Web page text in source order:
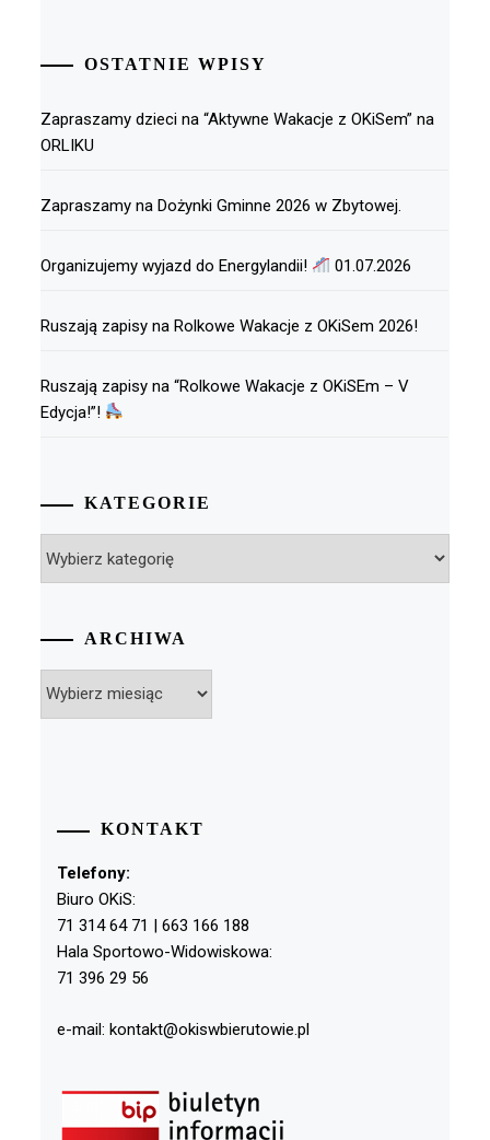
OSTATNIE WPISY
Zapraszamy dzieci na “Aktywne Wakacje z OKiSem” na
ORLIKU
Zapraszamy na Dożynki Gminne 2026 w Zbytowej.
Organizujemy wyjazd do Energylandii! 01.07.2026
Ruszają zapisy na Rolkowe Wakacje z OKiSem 2026!
Ruszają zapisy na “Rolkowe Wakacje z OKiSEm – V
Edycja!”!
KATEGORIE
ARCHIWA
KONTAKT
Telefony:
Biuro OKiS:
71 314 64 71 | 663 166 188
Hala Sportowo-Widowiskowa:
71 396 29 56
e-mail: kontakt@okiswbierutowie.pl